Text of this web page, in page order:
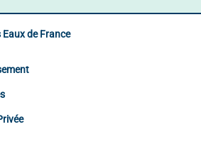
de France